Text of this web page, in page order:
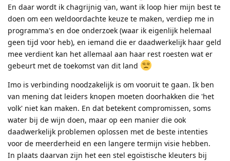
En daar wordt ik chagrijnig van, want ik loop hier mijn best te
doen om een weldoordachte keuze te maken, verdiep me in
programma's en doe onderzoek (waar ik eigenlijk helemaal
geen tijd voor heb), en iemand die er daadwerkelijk haar geld
mee verdient kan het allemaal aan haar rest roesten wat er
gebeurt met de toekomst van dit land
Imo is verbinding noodzakelijk is om vooruit te gaan. Ik ben
van mening dat leiders knopen moeten doorhakken die 'het
volk' niet kan maken. En dat betekent compromissen, soms
water bij de wijn doen, maar op een manier die ook
daadwerkelijk problemen oplossen met de beste intenties
voor de meerderheid en een langere termijn visie hebben.
In plaats daarvan zijn het een stel egoïstische kleuters bij